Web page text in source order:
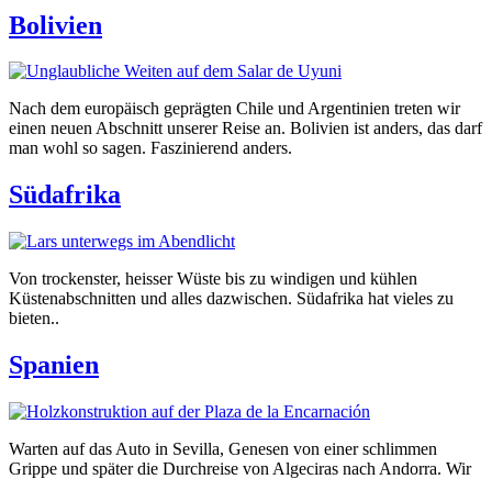
Bolivien
Nach dem europäisch geprägten Chile und Argentinien treten wir
einen neuen Abschnitt unserer Reise an. Bolivien ist anders, das darf
man wohl so sagen. Faszinierend anders.
Südafrika
Von trockenster, heisser Wüste bis zu windigen und kühlen
Küstenabschnitten und alles dazwischen. Südafrika hat vieles zu
bieten..
Spanien
Warten auf das Auto in Sevilla, Genesen von einer schlimmen
Grippe und später die Durchreise von Algeciras nach Andorra. Wir